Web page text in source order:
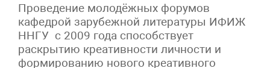
Проведение молодёжных форумов
кафедрой зарубежной литературы ИФИЖ
ННГУ с 2009 года способствует
раскрытию креативности личности и
формированию нового креативного